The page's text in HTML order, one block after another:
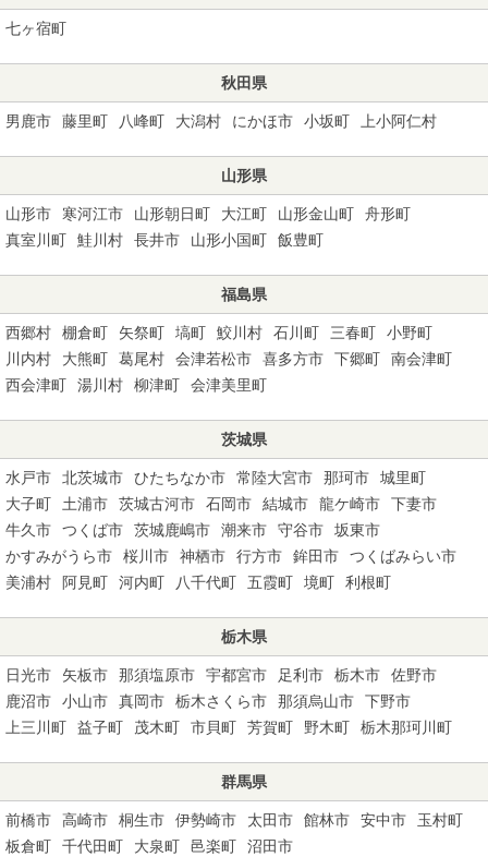
七ヶ宿町
秋田県
男鹿市 藤里町 八峰町 大潟村 にかほ市 小坂町 上小阿仁村
山形県
山形市 寒河江市 山形朝日町 大江町 山形金山町
舟形町
真室川町
鮭川村 長井市 山形小国町 飯豊町
福島県
西郷村 棚倉町 矢祭町 塙町 鮫川村 石川町 三春町
小野町
川内村
大熊町 葛尾村 会津若松市 喜多方市 下郷町
南会津町
西会津町
湯川村 柳津町 会津美里町
茨城県
水戸市 北茨城市 ひたちなか市 常陸大宮市 那珂市
城里町
大子町
土浦市 茨城古河市 石岡市 結城市 龍ケ崎市
下妻市
牛久市
つくば市 茨城鹿嶋市 潮来市 守谷市
坂東市
かすみがうら市
桜川市 神栖市 行方市 鉾田市
つくばみらい市
美浦村
阿見町 河内町 八千代町 五霞町 境町 利根町
栃木県
日光市 矢板市 那須塩原市 宇都宮市 足利市 栃木市
佐野市
鹿沼市
小山市 真岡市 栃木さくら市 那須烏山市
下野市
上三川町
益子町 茂木町 市貝町 芳賀町 野木町 栃木那珂川町
群馬県
前橋市 高崎市 桐生市 伊勢崎市 太田市 館林市 安中市
玉村町
板倉町
千代田町 大泉町 邑楽町 沼田市